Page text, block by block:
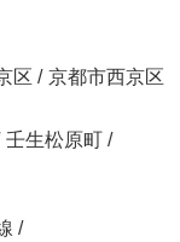
区 / 京都市西京区
壬生松原町 /
/